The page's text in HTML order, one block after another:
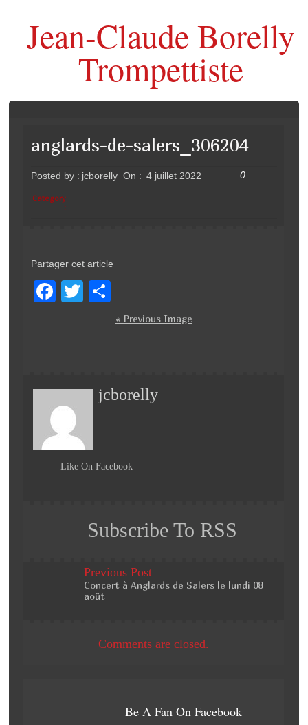
Jean-Claude Borelly
Trompettiste
anglards-de-salers_306204
Posted by : jcborelly On : 4 juillet 2022 0
Category
:
Partager cet article
F
o
k
T
ar
« Previous Image
jcborelly
Like On Facebook
Subscribe To RSS
Previous Post
Concert à Anglards de Salers le lundi 08
août
Comments are closed.
Be A Fan On Facebook